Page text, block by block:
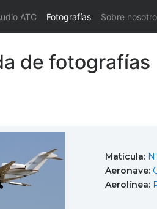
ATC Fotografías Sobre
de fotografías
Matícula:
Aeronave:
Aerolínea: